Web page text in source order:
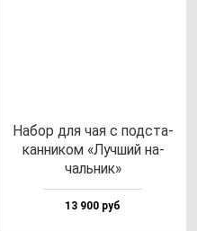
Набор для чая с под­ста­
кан­ни­ком «Луч­ший на­
чаль­ник»
13 900 руб